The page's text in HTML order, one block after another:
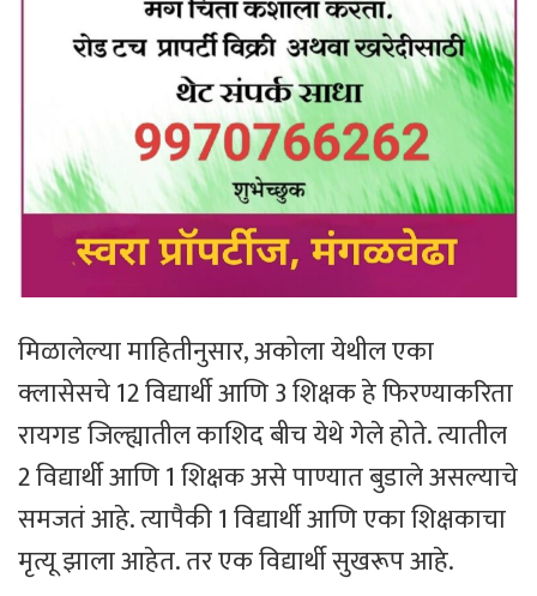
मिळालेल्या माहितीनुसार, अकोला येथील एका
क्लासेसचे 12 विद्यार्थी आणि 3 शिक्षक हे फिरण्याकरिता
रायगड जिल्ह्यातील काशिद बीच येथे गेले होते. त्यातील
2 विद्यार्थी आणि 1 शिक्षक असे पाण्यात बुडाले असल्याचे
समजतं आहे. त्यापैकी 1 विद्यार्थी आणि एका शिक्षकाचा
मृत्यू झाला आहेत. तर एक विद्यार्थी सुखरूप आहे.